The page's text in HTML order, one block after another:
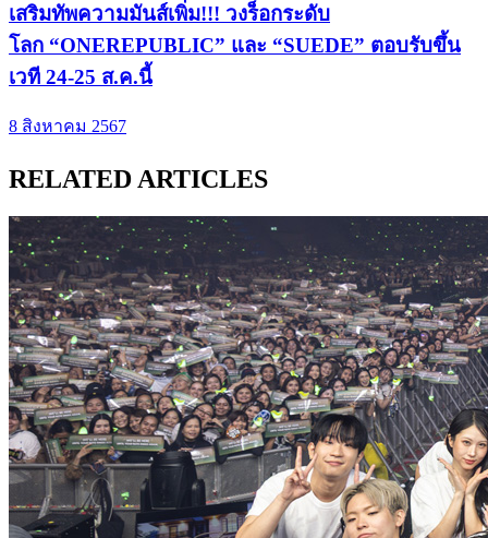
เสริมทัพความมันส์เพิ่ม!!! วงร็อกระดับ
โลก “ONEREPUBLIC” และ “SUEDE” ตอบรับขึ้น
เวที 24-25 ส.ค.นี้
8 สิงหาคม 2567
RELATED ARTICLES